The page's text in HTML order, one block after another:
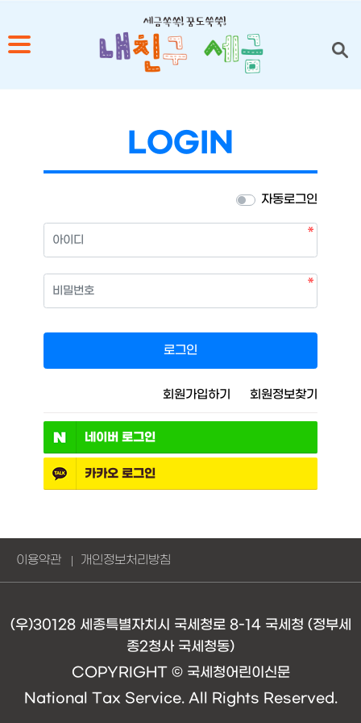
LOGIN
자동로그인
아이디 필수
비밀번호 필수
로그인
회원가입하기 회원정보찾기
네이버 로그인
카카오 로그인
이용약관 개인정보처리방침
(우)30128 세종특별자치시 국세청로 8-14 국세청 (정부세
종2청사 국세청동)
COPYRIGHT © 국세청어린이신문
National Tax Service. All Rights Reserved.